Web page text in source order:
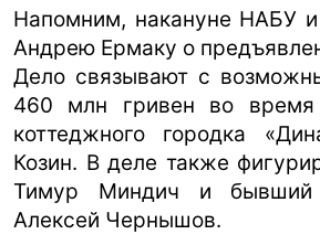
Напомним, накануне НАБУ
Андрею Ермаку о
Дело связывают с
460 млн гривен во время
коттеджного городка
Козин. В деле также
Тимур Миндич и бывший
Алексей Чернышов.